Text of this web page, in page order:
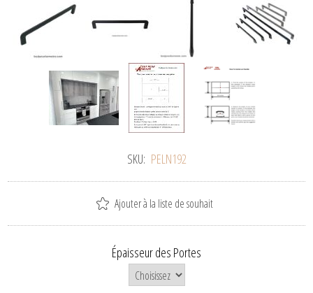
SKU: PELN192
Ajouter à la liste de souhait
Épaisseur des Portes